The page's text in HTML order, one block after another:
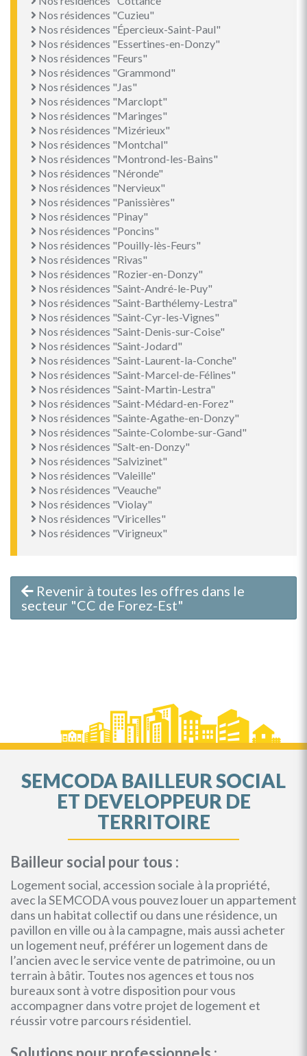
Nos résidences "Cuzieu"
Nos résidences "Épercieux-Saint-Paul"
Nos résidences "Essertines-en-Donzy"
Nos résidences "Feurs"
Nos résidences "Grammond"
Nos résidences "Jas"
Nos résidences "Marclopt"
Nos résidences "Maringes"
Nos résidences "Mizérieux"
Nos résidences "Montchal"
Nos résidences "Montrond-les-Bains"
Nos résidences "Néronde"
Nos résidences "Nervieux"
Nos résidences "Panissières"
Nos résidences "Pinay"
Nos résidences "Poncins"
Nos résidences "Pouilly-lès-Feurs"
Nos résidences "Rivas"
Nos résidences "Rozier-en-Donzy"
Nos résidences "Saint-André-le-Puy"
Nos résidences "Saint-Barthélemy-Lestra"
Nos résidences "Saint-Cyr-les-Vignes"
Nos résidences "Saint-Denis-sur-Coise"
Nos résidences "Saint-Jodard"
Nos résidences "Saint-Laurent-la-Conche"
Nos résidences "Saint-Marcel-de-Félines"
Nos résidences "Saint-Martin-Lestra"
Nos résidences "Saint-Médard-en-Forez"
Nos résidences "Sainte-Agathe-en-Donzy"
Nos résidences "Sainte-Colombe-sur-Gand"
Nos résidences "Salt-en-Donzy"
Nos résidences "Salvizinet"
Nos résidences "Valeille"
Nos résidences "Veauche"
Nos résidences "Violay"
Nos résidences "Viricelles"
Nos résidences "Virigneux"
Revenir à toutes les offres dans le
secteur "CC de Forez-Est"
SEMCODA BAILLEUR SOCIAL
ET DEVELOPPEUR DE
TERRITOIRE
Bailleur social pour tous :
Logement social, accession sociale à la propriété,
avec la SEMCODA vous pouvez louer un appartement
dans un habitat collectif ou dans une résidence, un
pavillon en ville ou à la campagne, mais aussi acheter
un logement neuf, préférer un logement dans de
l’ancien avec le service vente de patrimoine, ou un
terrain à bâtir. Toutes nos agences et tous nos
bureaux sont à votre disposition pour vous
accompagner dans votre projet de logement et
réussir votre parcours résidentiel.